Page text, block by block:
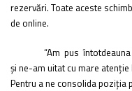
rezervări. Toate aceste
de online.
“Am pus
și ne-am uitat cu mare
Pentru a ne consolida poziția